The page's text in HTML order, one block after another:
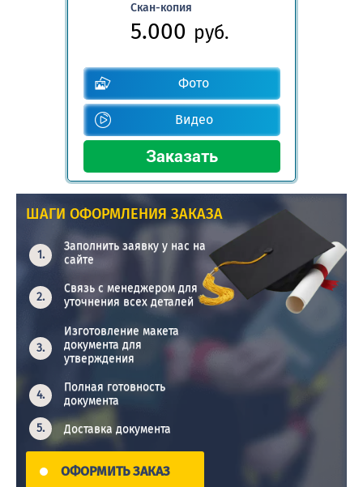
Скан-копия
5.000 руб.
Фото
Видео
ШАГИ ОФОРМЛЕНИЯ ЗАКАЗА
Заполнить заявку у нас на
сайте
Связь с менеджером для
уточнения всех деталей
Изготовление макета
документа для
утверждения
Полная готовность
документа
Доставка документа
ОФОРМИТЬ ЗАКАЗ